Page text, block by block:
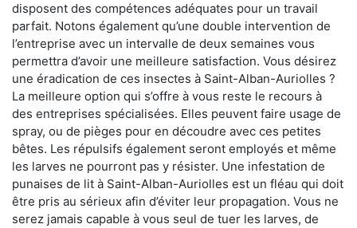
disposent des compétences adéquates pour un travail
parfait. Notons également qu’une double intervention de
l’entreprise avec un intervalle de deux semaines vous
permettra d’avoir une meilleure satisfaction. Vous désirez
une éradication de ces insectes à Saint-Alban-Auriolles ?
La meilleure option qui s’offre à vous reste le recours à
des entreprises spécialisées. Elles peuvent faire usage de
spray, ou de pièges pour en découdre avec ces petites
bêtes. Les répulsifs également seront employés et même
les larves ne pourront pas y résister. Une infestation de
punaises de lit à Saint-Alban-Auriolles est un fléau qui doit
être pris au sérieux afin d’éviter leur propagation. Vous ne
serez jamais capable à vous seul de tuer les larves, de